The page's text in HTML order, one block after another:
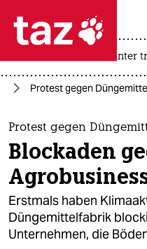
 taz
taz zahl
themen
politik
öko
gesellschaft
usa unter
Protest gegen
Protest gegen
Blockaden
Erstmals haben
Düngemittelfabrik
Unternehmen, die